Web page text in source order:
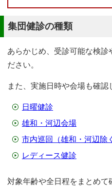
集団健診の種類
あらかじめ、受診可能な検診
ださい。
また、実施日時や会場も確認
日曜健診
雄和・河辺会場
市内巡回（雄和・河辺除
レディース健診
対象年齢や全日程をまとめ